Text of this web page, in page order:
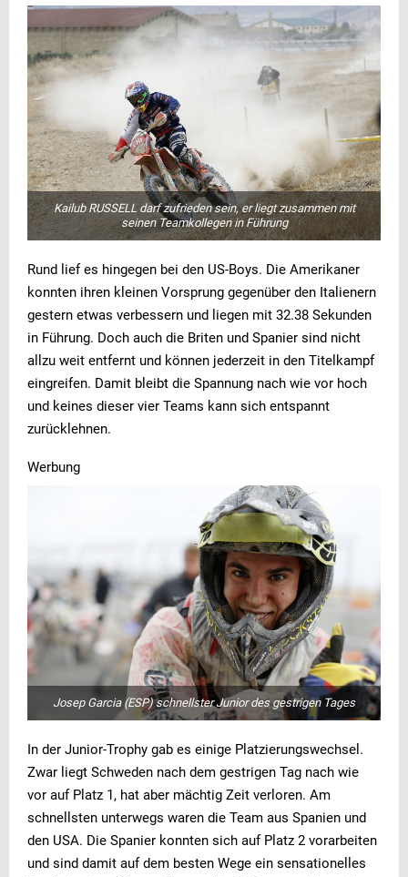
Kailub RUSSELL darf zufrieden sein, er liegt zusammen mit
seinen Teamkollegen in Führung
Rund lief es hingegen bei den US-Boys. Die Amerikaner
konnten ihren kleinen Vorsprung gegenüber den Italienern
gestern etwas verbessern und liegen mit 32.38 Sekunden
in Führung. Doch auch die Briten und Spanier sind nicht
allzu weit entfernt und können jederzeit in den Titelkampf
eingreifen. Damit bleibt die Spannung nach wie vor hoch
und keines dieser vier Teams kann sich entspannt
zurücklehnen.
Werbung
Josep Garcia (ESP) schnellster Junior des gestrigen Tages
In der Junior-Trophy gab es einige Platzierungswechsel.
Zwar liegt Schweden nach dem gestrigen Tag nach wie
vor auf Platz 1, hat aber mächtig Zeit verloren. Am
schnellsten unterwegs waren die Team aus Spanien und
den USA. Die Spanier konnten sich auf Platz 2 vorarbeiten
und sind damit auf dem besten Wege ein sensationelles